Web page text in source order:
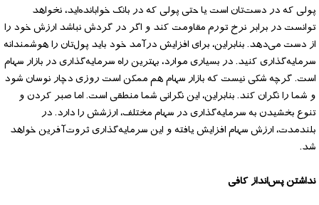
پولی که در دست‌تان است یا حتی پولی که در بانک خوابانده‌اید، نخواهد
توانست در برابر نرخ تورم مقاومت کند و اگر در گردش نباشد ارزش خود را
از دست می‌دهد. بنابراین، برای افزایش درآمد خود باید پول‌تان را هوشمندانه
سرمایه‌گذاری کنید. در بسیاری موارد، بهترین راه سرمایه‌گذاری در بازار سهام
است. گرچه شکی نیست که بازار سهام هم ممکن است روزی دچار نوسان شود
و شما را نگران کند. بنابراین، این نگرانی شما منطقی است. اما صبر کردن و
تنوع بخشیدن به سرمایه‌گذاری در سهام مختلف، ارزشش را دارد. در
بلند‌مدت، ارزش سهام افزایش یافته و این سرمایه‌گذاری ثروت‌آفرین خواهد
شد.
نداشتن پس‌انداز کافی